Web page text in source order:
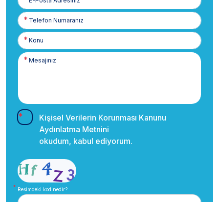
Posta
Telefon
Numaranız
Kişisel Verilerin Korunması Kanunu
Aydınlatma Metnini
okudum, kabul ediyorum.
Resimdeki kod nedir?